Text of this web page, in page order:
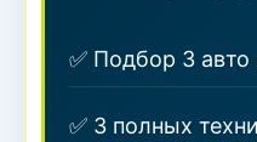
✅ Подбор 3
✅ 3 полных